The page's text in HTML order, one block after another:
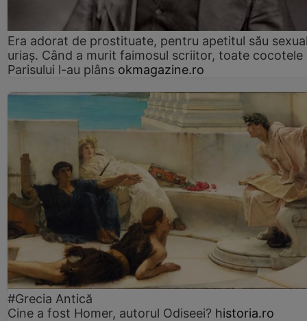
Era adorat de prostituate, pentru apetitul său
uriaș. Când a murit faimosul scriitor, toate cocotele
Parisului l-au plâns okmagazine.ro
#Grecia Antică
Cine a fost Homer, autorul Odiseei? historia.ro